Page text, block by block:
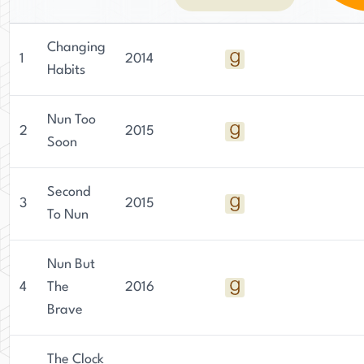
1
Changing
Habits
2014
2
Nun Too
Soon
2015
3
Second
To Nun
2015
4
Nun But
The
Brave
2016
The Clock